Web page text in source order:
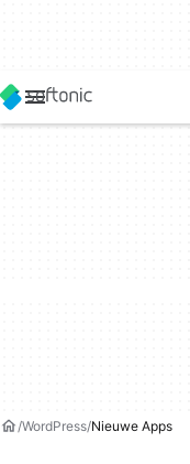
WordPress Nieuwe Apps